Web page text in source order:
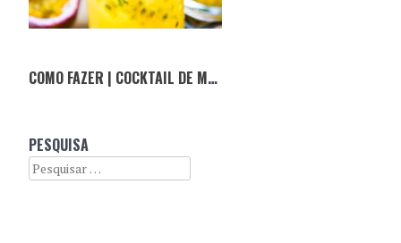
COMO FAZER | COCKTAIL DE MARACUJÁ
PESQUISA
Search